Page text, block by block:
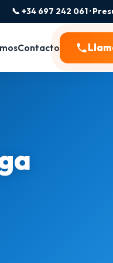
📞 +34 697 242 061 ·
Contacto